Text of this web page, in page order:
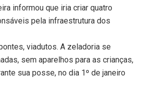
informou que iria criar quatro
pela infraestrutura dos
viadutos. A zeladoria se
sem aparelhos para as crianças,
sua posse, no dia 1º de janeiro